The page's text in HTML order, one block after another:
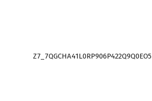
Z7_7QGCHA41L0RP906P422Q9Q0EO5